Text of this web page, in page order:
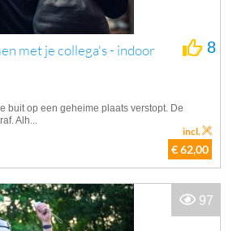
met je collega's - indoor
8
buit op een geheime plaats verstopt. De
Alh...
€ 62,00
incl.
97